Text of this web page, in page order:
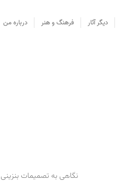
دیگر آثار فرهنگ و هنر درباره من
نگاهی به تصمیمات